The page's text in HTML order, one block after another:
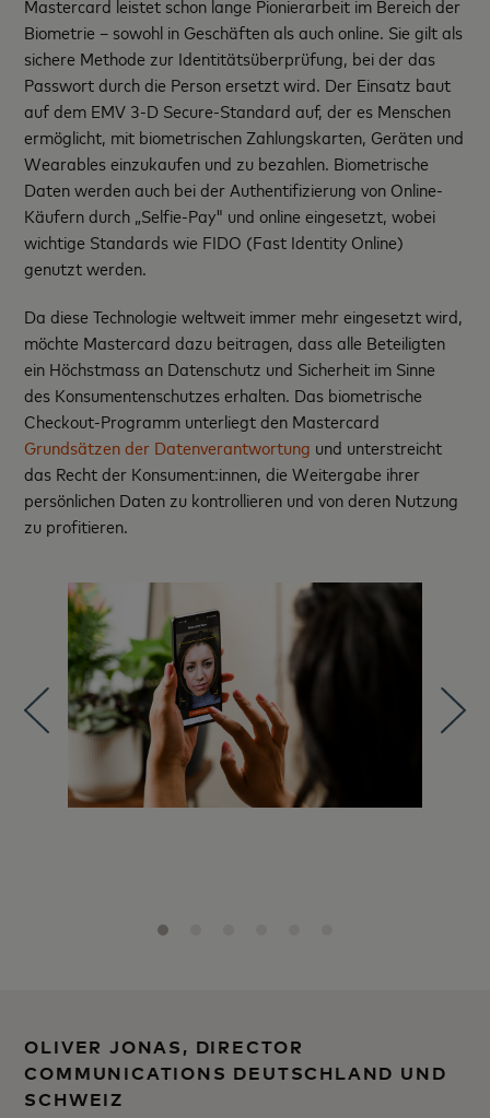
Mastercard leistet schon lange Pionierarbeit im Bereich der
Biometrie – sowohl in Geschäften als auch online. Sie gilt als
sichere Methode zur Identitätsüberprüfung, bei der das
Passwort durch die Person ersetzt wird. Der Einsatz baut
auf dem EMV 3-D Secure-Standard auf, der es Menschen
ermöglicht, mit biometrischen Zahlungskarten, Geräten und
Wearables einzukaufen und zu bezahlen. Biometrische
Daten werden auch bei der Authentifizierung von Online-
Käufern durch „Selfie-Pay" und online eingesetzt, wobei
wichtige Standards wie FIDO (Fast Identity Online)
genutzt werden.
Da diese Technologie weltweit immer mehr eingesetzt wird,
möchte Mastercard dazu beitragen, dass alle Beteiligten
ein Höchstmass an Datenschutz und Sicherheit im Sinne
des Konsumentenschutzes erhalten. Das biometrische
Checkout-Programm unterliegt den Mastercard
Grundsätzen der Datenverantwortung und unterstreicht
das Recht der Konsument:innen, die Weitergabe ihrer
persönlichen Daten zu kontrollieren und von deren Nutzung
zu profitieren.
OLIVER JONAS, DIRECTOR
COMMUNICATIONS DEUTSCHLAND UND
SCHWEIZ